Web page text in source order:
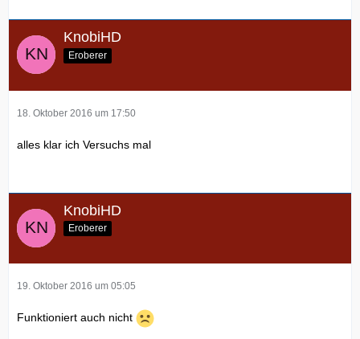
KnobiHD
Eroberer
18. Oktober 2016 um 17:50
alles klar ich Versuchs mal
KnobiHD
Eroberer
19. Oktober 2016 um 05:05
Funktioniert auch nicht